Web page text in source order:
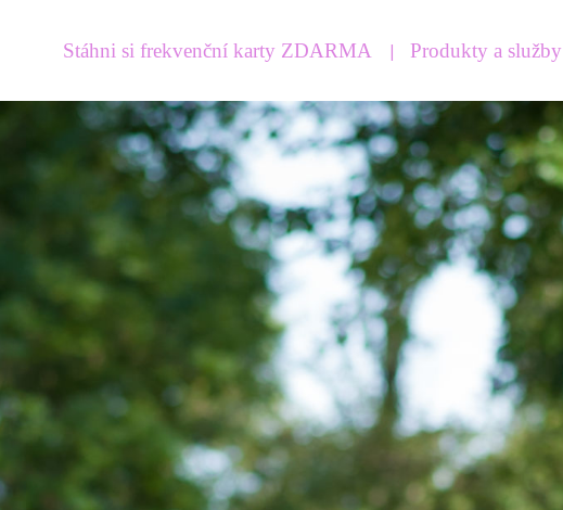
Stáhni si frekvenční karty ZDARMA Produkty a služby